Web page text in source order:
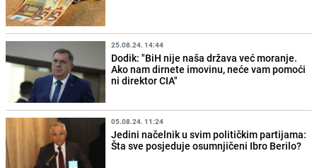
25.08.24. 14:44
Dodik: "BiH nije naša država već moranje.
Ako nam dirnete imovinu, neće vam pomoći
ni direktor CIA"
05.08.24. 11:24
Jedini načelnik u svim političkim partijama:
Šta sve posjeduje osumnjičeni Ibro Berilo?